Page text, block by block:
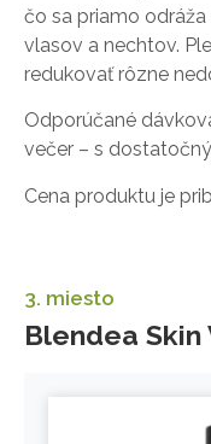
čo sa priamo
vlasov a nechtov.
redukovať rôzne
Odporúčané
večer – s
Cena produktu je
3. miesto
Blendea